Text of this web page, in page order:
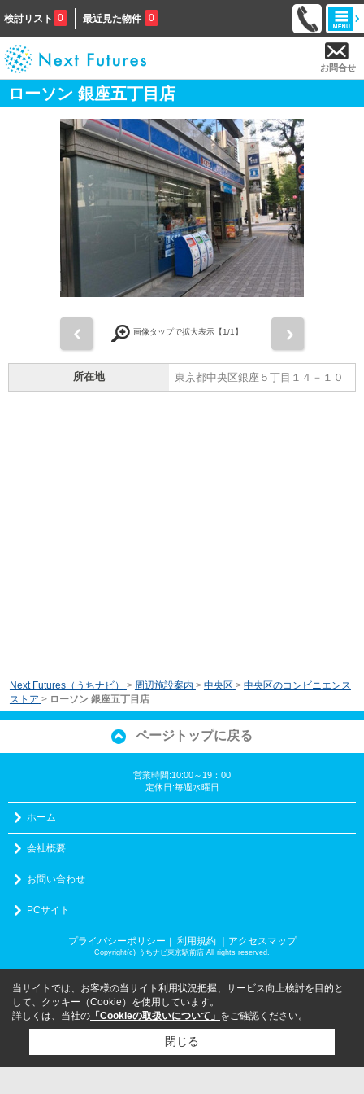
検討リスト 0 最近見た物件 0
お問合せ
ローソン 銀座五丁目店
画像タップで拡大表示【1/1】
所在地 東京都中央区銀座５丁目１４－１０
Next Futures（うちナビ） > 周辺施設案内 > 中央区 > 中央区のコンビニエンス
ストア > ローソン 銀座五丁目店
ページトップに戻る
営業時間:10:00～19：00
定休日:毎週水曜日
ホーム
会社概要
お問い合わせ
PCサイト
プライバシーポリシー ｜ 利用規約 ｜アクセスマップ
Copyright(c) うちナビ東京駅前店 All rights reserved.
当サイトでは、お客様の当サイト利用状況把握、サービス向上検討を目的と
して、クッキー（Cookie）を使用しています。
詳しくは、当社の 「Cookieの取扱いについて」 をご確認ください。
閉じる